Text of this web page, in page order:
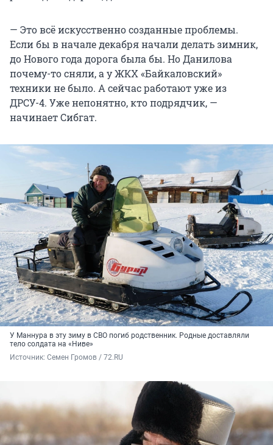
— Это всё искусственно созданные проблемы.
Если бы в начале декабря начали делать зимник,
до Нового года дорога была бы. Но Данилова
почему-то сняли, а у ЖКХ «Байкаловский»
техники не было. А сейчас работают уже из
ДРСУ-4. Уже непонятно, кто подрядчик, —
начинает Сибгат.
У Маннура в эту зиму в СВО погиб родственник. Родные доставляли
тело солдата на «Ниве»
Источник: Семен Громов / 72.RU